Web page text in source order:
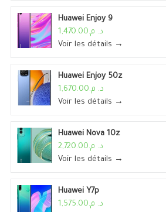
Huawei Enjoy 9
د. م.1,470.00
Voir les détails →
Huawei Enjoy 50z
د. م.1,670.00
Voir les détails →
Huawei Nova 10z
د. م.2,720.00
Voir les détails →
Huawei Y7p
د. م.1,575.00